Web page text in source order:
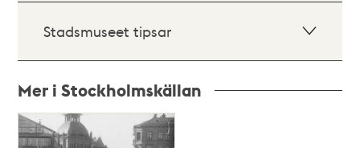
Stadsmuseet tipsar
Mer i Stockholmskällan
Relaterade
poster